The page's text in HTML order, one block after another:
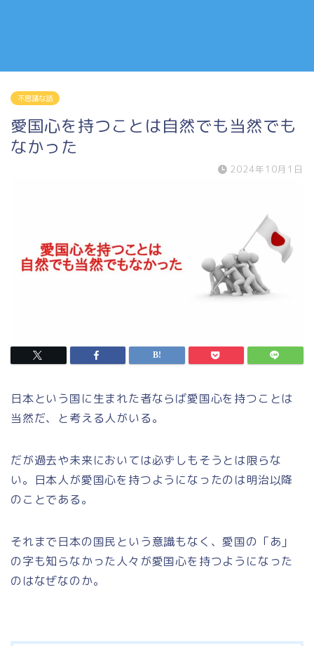
不思議な話
愛国心を持つことは自然でも当然でも
なかった
2024年10月1日
日本という国に生まれた者ならば愛国心を持つことは
当然だ、と考える人がいる。
だが過去や未来においては必ずしもそうとは限らな
い。日本人が愛国心を持つようになったのは明治以降
のことである。
それまで日本の国民という意識もなく、愛国の「あ」
の字も知らなかった人々が愛国心を持つようになった
のはなぜなのか。